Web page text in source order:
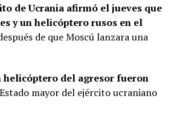
de Ucrania afirmó el jueves que
y un helicóptero rusos en el
de que Moscú lanzara una
helicóptero del agresor fueron
mayor del ejército ucraniano